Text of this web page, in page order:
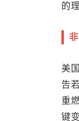
的
美
告
重
键